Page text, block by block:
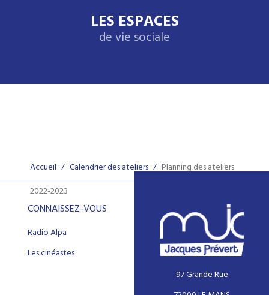
LES ESPACES
de vie sociale
Accueil / Calendrier des ateliers / Planning des ateliers
2022-2023
CONNAISSEZ-VOUS
Radio Alpa
Les cinéastes
97 Grande Rue